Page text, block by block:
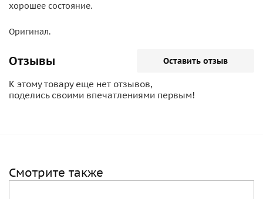
хорошее состояние.
Оригинал.
Отзывы Оставить отзыв
К этому товару еще нет отзывов,
поделись своими впечатлениями первым!
Смотрите также